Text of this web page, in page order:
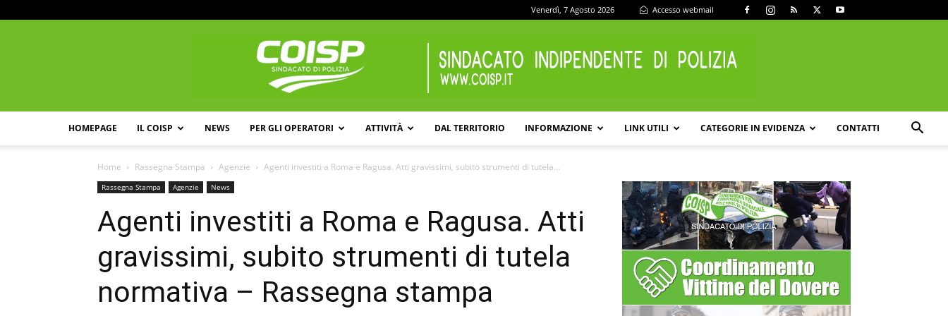
Venerdì, 7 Agosto 2026 Accesso webmail
HOMEPAGE IL COISP NEWS PER GLI OPERATORI ATTIVITÀ DAL TERRITORIO INFORMAZIONE LINK UTILI CATEGORIE IN EVIDENZA CONTATTI
Home Rassegna Stampa Agenzie Agenti investiti a Roma e Ragusa. Atti gravissimi, subito strumenti di tutela...
Rassegna Stampa Agenzie News
Agenti investiti a Roma e Ragusa. Atti
gravissimi, subito strumenti di tutela
normativa – Rassegna stampa